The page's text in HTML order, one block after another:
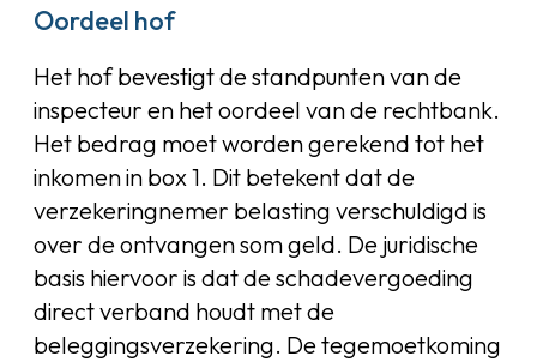
Oordeel hof
Het hof bevestigt de standpunten van de
inspecteur en het oordeel van de rechtbank.
Het bedrag moet worden gerekend tot het
inkomen in box 1. Dit betekent dat de
verzekeringnemer belasting verschuldigd is
over de ontvangen som geld. De juridische
basis hiervoor is dat de schadevergoeding
direct verband houdt met de
beleggingsverzekering. De tegemoetkoming